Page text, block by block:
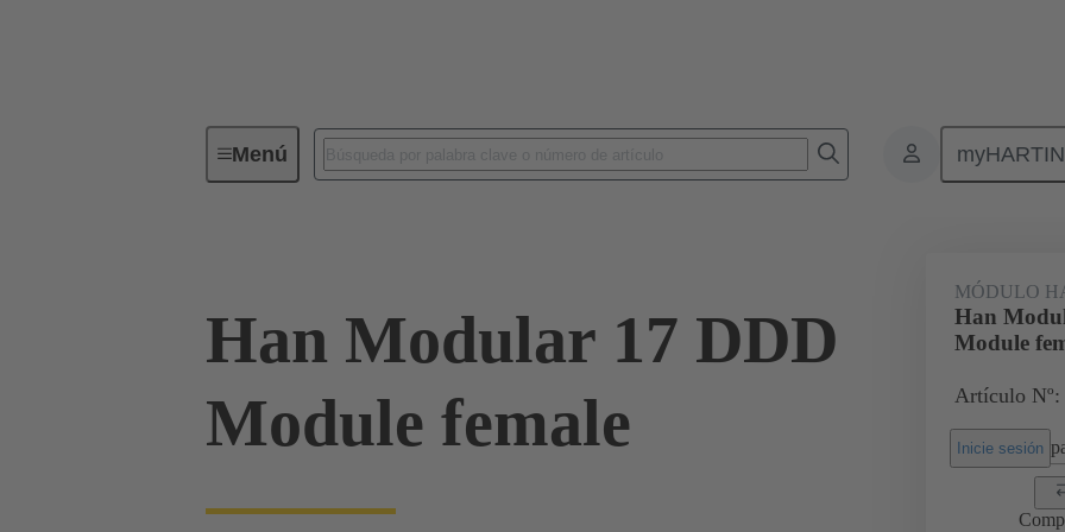
MenúSerie
Han Modular 17 DDD
Module female
MÓDULO
Han
Module
Artículo Nº:
Inicie sesión